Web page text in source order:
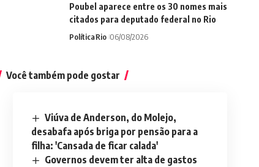
Poubel aparece entre os 30 nomes mais
citados para deputado federal no Rio
PolíticaRio 06/08/2026
Você também pode gostar
Viúva de Anderson, do Molejo,
desabafa após briga por pensão para a
filha: 'Cansada de ficar calada'
Governos devem ter alta de gastos